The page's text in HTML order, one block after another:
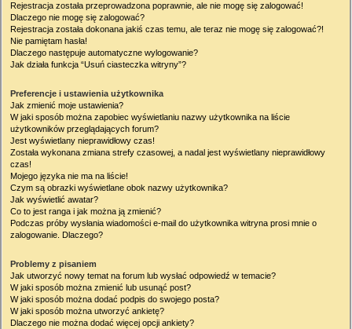
Rejestracja została przeprowadzona poprawnie, ale nie mogę się zalogować!
Dlaczego nie mogę się zalogować?
Rejestracja została dokonana jakiś czas temu, ale teraz nie mogę się zalogować?!
Nie pamiętam hasła!
Dlaczego następuje automatyczne wylogowanie?
Jak działa funkcja “Usuń ciasteczka witryny”?
Preferencje i ustawienia użytkownika
Jak zmienić moje ustawienia?
W jaki sposób można zapobiec wyświetlaniu nazwy użytkownika na liście
użytkowników przeglądających forum?
Jest wyświetlany nieprawidłowy czas!
Została wykonana zmiana strefy czasowej, a nadal jest wyświetlany nieprawidłowy
czas!
Mojego języka nie ma na liście!
Czym są obrazki wyświetlane obok nazwy użytkownika?
Jak wyświetlić awatar?
Co to jest ranga i jak można ją zmienić?
Podczas próby wysłania wiadomości e-mail do użytkownika witryna prosi mnie o
zalogowanie. Dlaczego?
Problemy z pisaniem
Jak utworzyć nowy temat na forum lub wysłać odpowiedź w temacie?
W jaki sposób można zmienić lub usunąć post?
W jaki sposób można dodać podpis do swojego posta?
W jaki sposób można utworzyć ankietę?
Dlaczego nie można dodać więcej opcji ankiety?